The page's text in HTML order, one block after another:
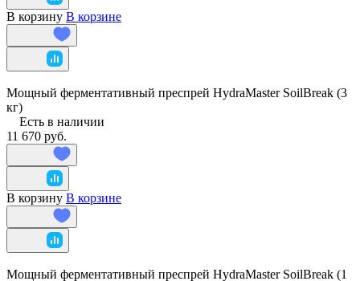
В корзину В корзине
Мощный ферментативный преспрей HydraMaster SoilBreak (3
кг)
Есть в наличии
11 670 руб.
В корзину В корзине
Мощный ферментативный преспрей HydraMaster SoilBreak (1